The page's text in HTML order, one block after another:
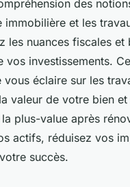
des
immobilière et les
les nuances fiscales et
vos investissements.
vous éclaire sur les
valeur de votre bien
plus-value après
actifs, réduisez vos
succès.